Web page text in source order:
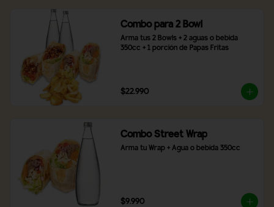
Combo para 2 Bowl
Arma tus 2 Bowls + 2 aguas o bebida
350cc + 1 porción de Papas Fritas
$22.990
Combo Street Wrap
Arma tu Wrap + Agua o bebida 350cc
$9.990